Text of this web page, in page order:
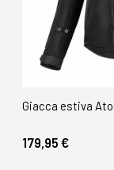
Giacca estiva
179,95 €